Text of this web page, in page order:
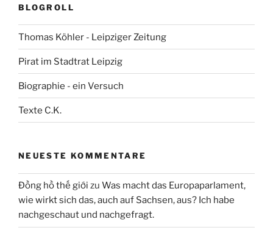
BLOGROLL
Thomas Köhler - Leipziger Zeitung
Pirat im Stadtrat Leipzig
Biographie - ein Versuch
Texte C.K.
NEUESTE KOMMENTARE
Đồng hồ thế giới zu Was macht das Europaparlament,
wie wirkt sich das, auch auf Sachsen, aus? Ich habe
nachgeschaut und nachgefragt.